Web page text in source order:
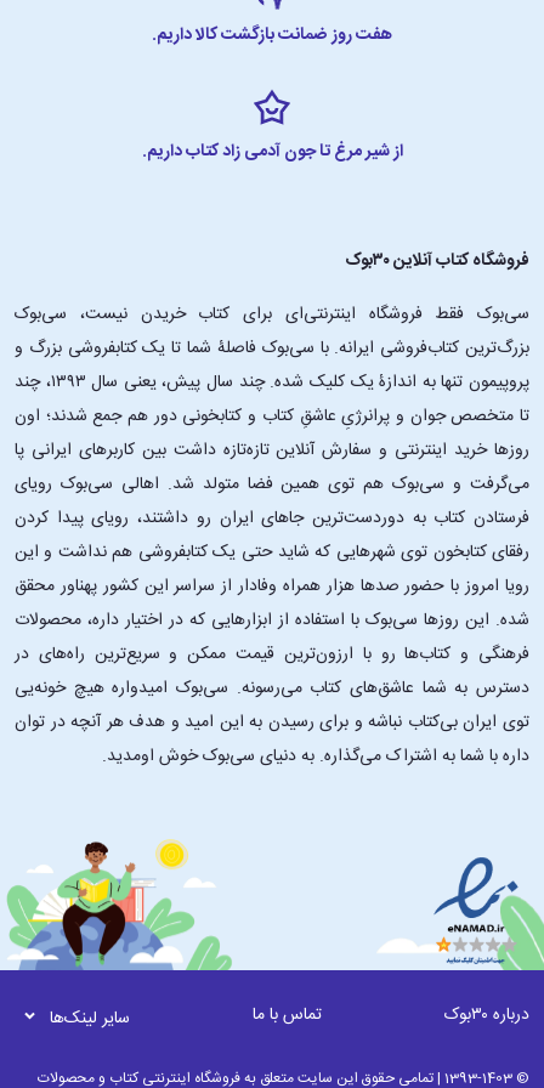
هفت روز ضمانت بازگشت کالا داریم.
از شیر مرغ تا جون آدمی زاد کتاب داریم.
فروشگاه کتاب آنلاین ۳۰بوک
سی‌بوک فقط فروشگاه اینترنتی‌ای برای کتاب خریدن نیست، سی‌بوک
بزرگ‌ترین کتاب‌فروشی ایرانه. با سی‌بوک فاصلۀ شما تا یک کتابفروشی بزرگ و
پروپیمون تنها به اندازۀ یک کلیک شده. چند سال پیش، یعنی سال ۱۳۹۳، چند
تا متخصص جوان و پرانرژیِ عاشقِ کتاب و کتابخونی دور هم جمع شدند؛ اون‌
روزها خرید اینترنتی و سفارش آنلاین تازه‌تازه داشت بین کاربرهای ایرانی پا
می‌گرفت و سی‌بوک هم توی همین فضا متولد شد. اهالی سی‌بوک رویای
فرستادن کتاب به دوردست‌ترین جاهای ایران رو داشتند، رویای پیدا کردن
رفقای کتابخون توی شهرهایی که شاید حتی یک کتابفروشی هم نداشت و این
رویا امروز با حضور صدها هزار همراه وفادار از سراسر این کشور پهناور محقق
شده. این ‌روزها سی‌بوک با استفاده از ابزارهایی که در اختیار داره، محصولات
فرهنگی و کتاب‌ها رو با ارزون‌ترین قیمت ممکن و سریع‌ترین راه‌های در
دسترس به شما عاشق‌های کتاب می‌رسونه. سی‌بوک امیدواره هیچ خونه‌یی
توی ایران بی‌کتاب نباشه و برای رسیدن به این امید و هدف هر آنچه در توان
داره با شما به اشتراک می‌گذاره. به دنیای سی‌بوک خوش اومدید.
درباره ۳۰بوک تماس با ما سایر لینک‌ها
© 1393-1403 | تمامی حقوق این سایت متعلق به فروشگاه اینترنتی کتاب و محصولات